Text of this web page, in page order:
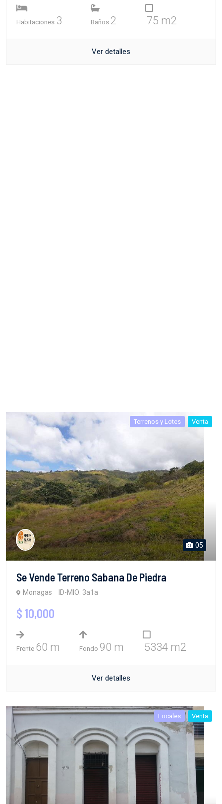
Habitaciones 3 Baños 2 75 m2
Ver detalles
Terrenos y Lotes Venta
05
Se Vende Terreno Sabana De Piedra
Monagas ID-MIO: 3a1a
$ 10,000
Frente 60 m Fondo 90 m 5334 m2
Ver detalles
Locales Venta